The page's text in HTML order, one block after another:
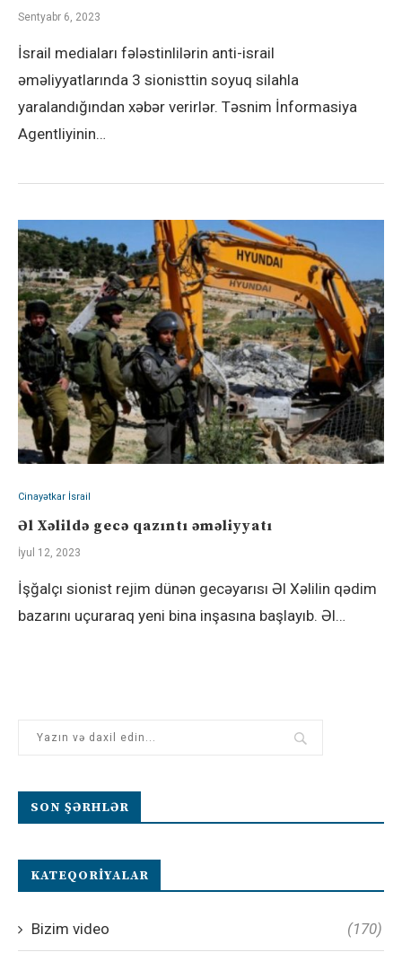
Sentyabr 6, 2023
İsrail mediaları fələstinlilərin anti-israil
əməliyyatlarında 3 sionisttin soyuq silahla
yaralandığından xəbər verirlər. Təsnim İnformasiya
Agentliyinin…
Cinayətkar İsrail
Əl Xəlildə gecə qazıntı əməliyyatı
İyul 12, 2023
İşğalçı sionist rejim dünən gecəyarısı Əl Xəlilin qədim
bazarını uçuraraq yeni bina inşasına başlayıb. Əl…
SON ŞƏRHLƏR
KATEQORIYALAR
Bizim video (170)